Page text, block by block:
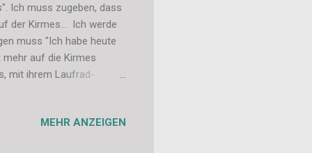
Ich muss zugeben, dass
der Kirmes... Ich werde
muss "Ich habe heute
auf die Kirmes
mit ihrem Laufrad-
MEHR ANZEIGEN